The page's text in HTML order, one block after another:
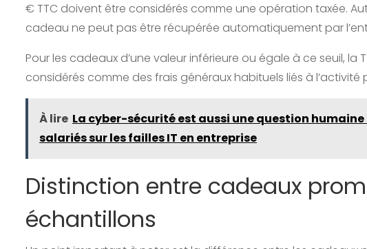
€ TTC doivent être considérés comme une opération taxée.
cadeau ne peut pas être récupérée automatiquement par
Pour les cadeaux d’une valeur inférieure ou égale à ce seuil,
considérés comme des frais généraux habituels liés à l’activité
À lire La cyber-sécurité est aussi une question
salariés sur les failles IT en entreprise
Distinction entre cadeaux
échantillons